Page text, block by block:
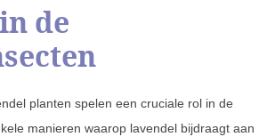
de
planten spelen een cruciale rol in de
manieren waarop lavendel bijdraagt aan